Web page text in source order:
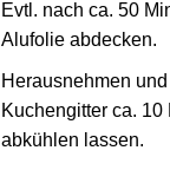
Evtl. nach ca. 50
Alufolie abdecken.
Herausnehmen
Kuchengitter ca. 10
abkühlen lassen.